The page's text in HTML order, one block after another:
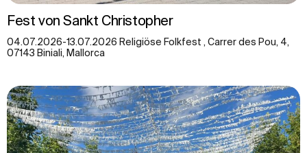
Fest von Sankt Christopher
04.07.2026-13.07.2026 Religiöse Folkfest , Carrer des Pou, 4,
07143 Biniali, Mallorca